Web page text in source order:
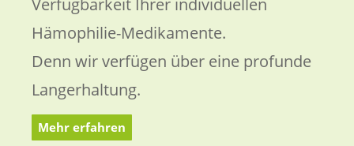
Verfügbarkeit Ihrer individuellen
Hämophilie-Medikamente.
Denn wir verfügen über eine profunde
Langerhaltung.
Mehr erfahren